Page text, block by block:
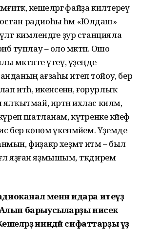
кешеләргә файҙа килтереү
радиоһы һәм «Юлдаш»
кимәлендәге ҙур станцияла
туплау – оло мәктәп. Ошо
мәктәпте үтеү, үҙеңде
ағзаһы итеп тойоу, бер
итһә, икенсенән, ғорурлыҡ
иртән ихлас киләм,
шатланам, күтәренке кәйеф
бер көнөмә үкенмәйем. Үҙемде
фиҙакәр хеҙмәт итәм – был
яҙған яҙмышым, тәҡдирем
менән идара итеүҙә
барыусыларҙы нисек
ниндәй сифаттарҙы үҙ